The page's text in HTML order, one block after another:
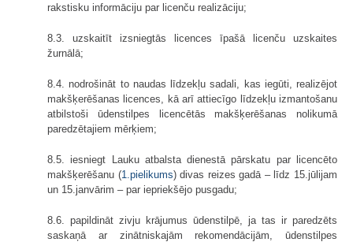
rakstisku informāciju par licenču realizāciju;
8.3. uzskaitīt izsniegtās licences īpašā licenču uzskaites
žurnālā;
8.4. nodrošināt to naudas līdzekļu sadali, kas iegūti, realizējot
makšķerēšanas licences, kā arī attiecīgo līdzekļu izmantošanu
atbilstoši ūdenstilpes licencētās makšķerēšanas nolikumā
paredzētajiem mērķiem;
8.5. iesniegt Lauku atbalsta dienestā pārskatu par licencēto
makšķerēšanu (1.pielikums) divas reizes gadā – līdz 15.jūlijam
un 15.janvārim – par iepriekšējo pusgadu;
8.6. papildināt zivju krājumus ūdenstilpē, ja tas ir paredzēts
saskaņā ar zinātniskajām rekomendācijām, ūdenstilpes